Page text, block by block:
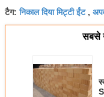
टैग:निकाल दिया मिट्टी ईंट,
सबसे